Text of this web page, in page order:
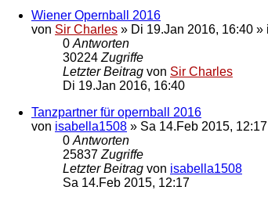
Wiener Opernball 2016
von Sir Charles » Di 19.Jan 2016, 16:40 »
0 Antworten
30224 Zugriffe
Letzter Beitrag von Sir Charles
Di 19.Jan 2016, 16:40
Tanzpartner für opernball 2016
von isabella1508 » Sa 14.Feb 2015, 12:17
0 Antworten
25837 Zugriffe
Letzter Beitrag von isabella1508
Sa 14.Feb 2015, 12:17